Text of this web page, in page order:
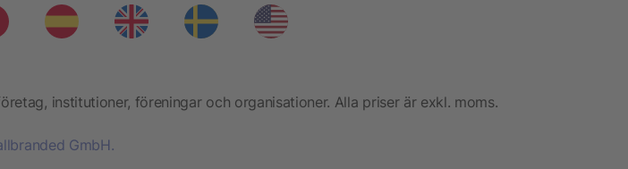
institutioner, föreningar och organisationer. Alla priser är exkl. moms.
GmbH.